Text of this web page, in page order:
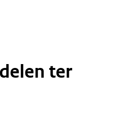
ter